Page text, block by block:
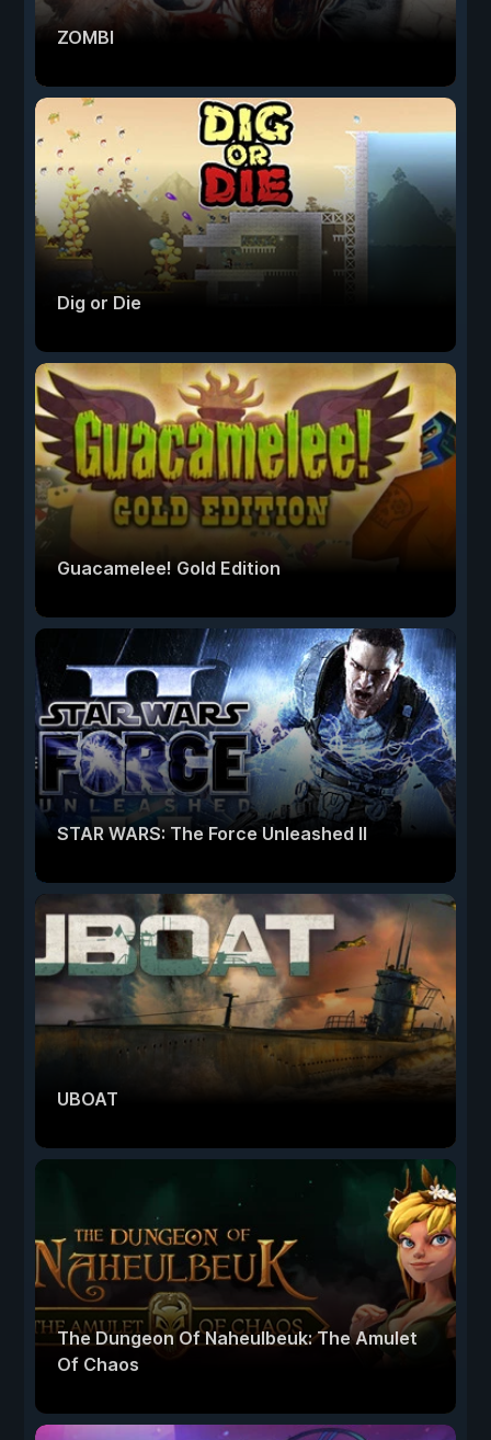
ZOMBI
Dig or Die
Guacamelee! Gold Edition
STAR WARS: The Force Unleashed II
UBOAT
The Dungeon Of Naheulbeuk: The Amulet
Of Chaos